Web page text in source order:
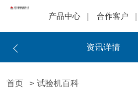
产品中心 合作客户
资讯详情
首页 > 试验机百科